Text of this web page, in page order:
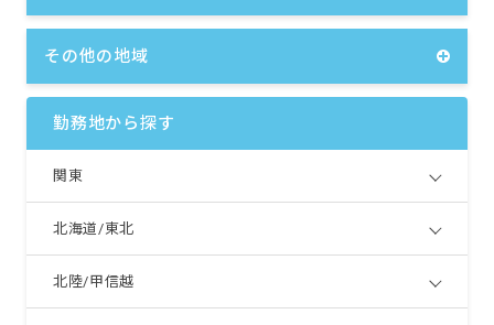
その他の地域
勤務地から探す
関東
北海道/東北
北陸/甲信越